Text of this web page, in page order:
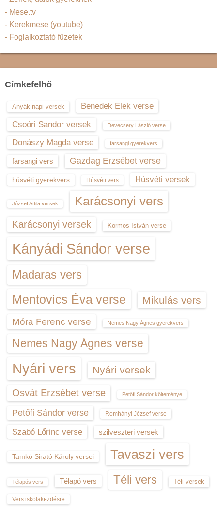
- Mese.tv
- Kerekmese (youtube)
- Foglalkoztató füzetek
Címkefelhő
Anyák napi versek
Benedek Elek verse
Csoóri Sándor versek
Devecsery László verse
Donászy Magda verse farsangi gyerekvers
farsangi vers Gazdag Erzsébet verse
húsvéti gyerekvers Húsvéti vers Húsvéti versek
József Attila versek Karácsonyi vers
Karácsonyi versek Kormos István verse
Kányádi Sándor verse
Madaras vers
Mentovics Éva verse Mikulás vers
Móra Ferenc verse Nemes Nagy Ágnes gyerekvers
Nemes Nagy Ágnes verse
Nyári vers Nyári versek
Osvát Erzsébet verse Petőfi Sándor költeménye
Petőfi Sándor verse Romhányi József verse
Szabó Lőrinc verse szilveszteri versek
Tamkó Sirató Károly versei Tavaszi vers
Télapós vers Télapó vers Téli vers Téli versek
Vers iskolakezdésre